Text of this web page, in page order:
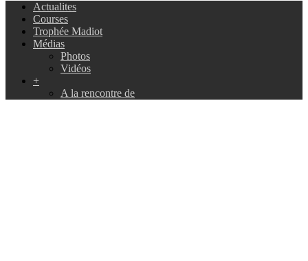
Actualites
Courses
Trophée Madiot
Médias
Photos
Vidéos
+
A la rencontre de